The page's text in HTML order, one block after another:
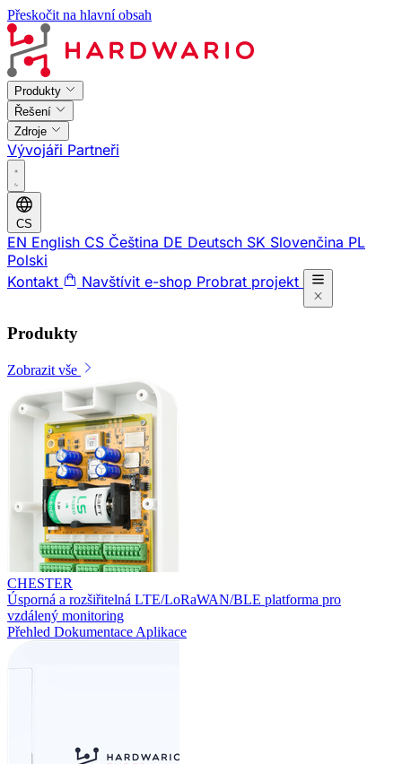
Přeskočit na hlavní obsah
Produkty
Řešení
Zdroje
Vývojáři Partneři
CS
EN English CS Čeština DE Deutsch SK Slovenčina PL
Polski
Kontakt
Navštívit e-shop Probrat projekt
Produkty
Zobrazit vše
CHESTER
Úsporná a rozšiřitelná LTE/LoRaWAN/BLE platforma pro
vzdálený monitoring
Přehled Dokumentace Aplikace